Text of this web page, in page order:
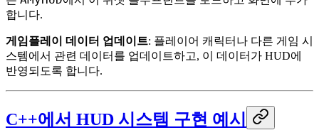
합니다.
게임플레이 데이터 업데이트: 플레이어 캐릭터나 다른 게임 시
스템에서 관련 데이터를 업데이트하고, 이 데이터가 HUD에
반영되도록 합니다.
C++에서 HUD 시스템 구현 예시